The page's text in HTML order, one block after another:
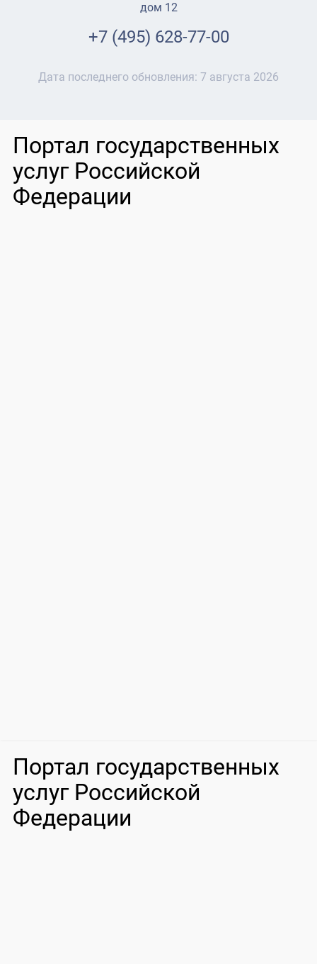
дом 12
+7 (495) 628-77-00
Дата последнего обновления: 7 августа 2026
Портал государственных
услуг Российской
Федерации
Портал государственных
услуг Российской
Федерации